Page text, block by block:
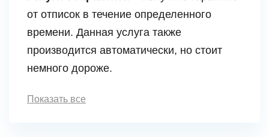
от отписок в течение определенного
времени. Данная услуга также
производится автоматически, но стоит
немного дороже.
Показать все